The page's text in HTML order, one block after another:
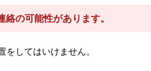
の可能性があります。
してはいけません。